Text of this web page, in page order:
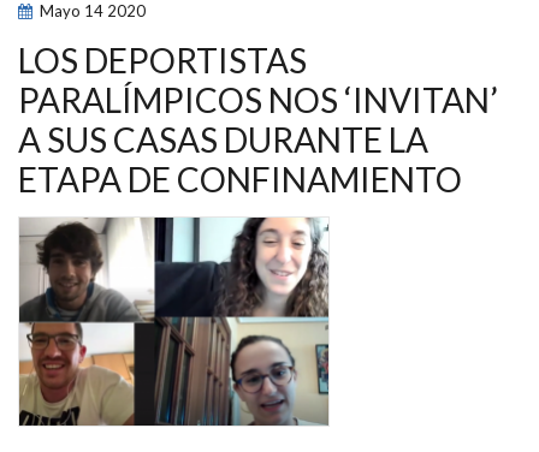
MOMENTO
DE
MI
CARRERA
TODAVÍA
ESTÁ
POR
LLEGAR”
Mayo 14 2020
LOS DEPORTISTAS
PARALÍMPICOS NOS ‘INVITAN’
A SUS CASAS DURANTE LA
ETAPA DE CONFINAMIENTO